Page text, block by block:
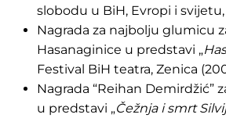
slobodu u BiH, Evropi i svijetu,
Nagrada za najbolju glumicu
Hasanaginice u predstavi „
Festival BiH teatra, Zenica
Nagrada “Reihan Demirdžić”
u predstavi „Čežnja i smrt